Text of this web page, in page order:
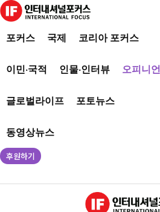
포커스 국제 코리아 포커스
이민·국적 인물·인터뷰 오피니언
글로벌라이프 포토뉴스
동영상뉴스
후원하기